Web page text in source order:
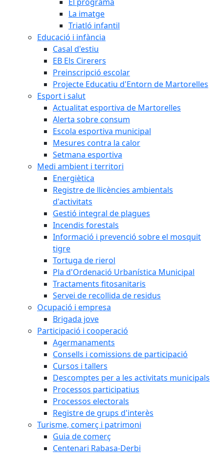
La imatge
Triatló infantil
Educació i infància
Casal d'estiu
EB Els Cirerers
Preinscripció escolar
Projecte Educatiu d'Entorn de Martorelles
Esport i salut
Actualitat esportiva de Martorelles
Alerta sobre consum
Escola esportiva municipal
Mesures contra la calor
Setmana esportiva
Medi ambient i territori
Energiètica
Registre de llicències ambientals
d'activitats
Gestió integral de plagues
Incendis forestals
Informació i prevenció sobre el mosquit
tigre
Tortuga de rierol
Pla d'Ordenació Urbanística Municipal
Tractaments fitosanitaris
Servei de recollida de residus
Ocupació i empresa
Brigada jove
Participació i cooperació
Agermanaments
Consells i comissions de participació
Cursos i tallers
Descomptes per a les activitats municipals
Processos participatius
Processos electorals
Registre de grups d'interès
Turisme, comerç i patrimoni
Guia de comerç
Centenari Rabasa-Derbi